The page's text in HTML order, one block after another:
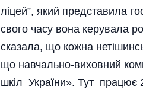
ліцей”, який представила
свого часу вона керувала
сказала, що кожна
що навчально-виховний
шкіл України». Тут